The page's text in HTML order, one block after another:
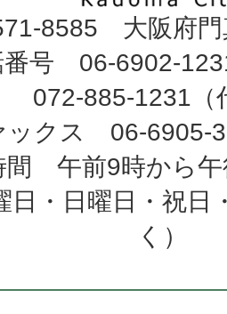
City
8585 大阪府門
番号 06-6902-
072-885-1231（
ックス 06-6905-
間 午前9時から午
日・日曜日・祝日
く）